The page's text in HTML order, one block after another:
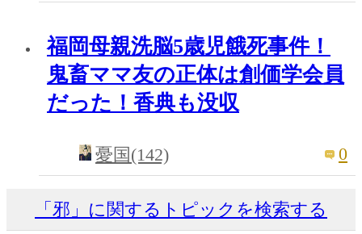
福岡母親洗脳5歳児餓死事件！
鬼畜ママ友の正体は創価学会員
だった！香典も没収
憂国(142) 0
「邪」に関するトピックを検索する